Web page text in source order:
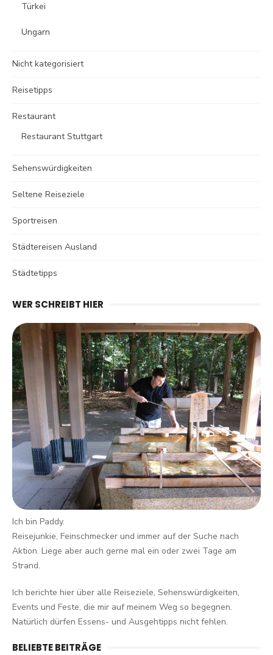
Türkei
Ungarn
Nicht kategorisiert
Reisetipps
Restaurant
Restaurant Stuttgart
Sehenswürdigkeiten
Seltene Reiseziele
Sportreisen
Städtereisen Ausland
Städtetipps
WER SCHREIBT HIER
Ich bin Paddy.
Reisejunkie, Feinschmecker und immer auf der Suche nach
Aktion. Liege aber auch gerne mal ein oder zwei Tage am
Strand.
Ich berichte hier über alle Reiseziele, Sehenswürdigkeiten,
Events und Feste, die mir auf meinem Weg so begegnen.
Natürlich dürfen Essens- und Ausgehtipps nicht fehlen.
BELIEBTE BEITRÄGE